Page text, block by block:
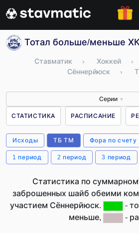
Тотал больше/меньше
Ставматик › Хоккей ›
Сённерйюск
›
Серии ▼
СТАТИСТИКА РАСПИСАНИЕ
Исходы ТБ ТМ Фора по счету
1 период 2 период 3 период
Статистика по
заброшенных шайб обеими
участием Сённерйюск.
-
меньше,
-